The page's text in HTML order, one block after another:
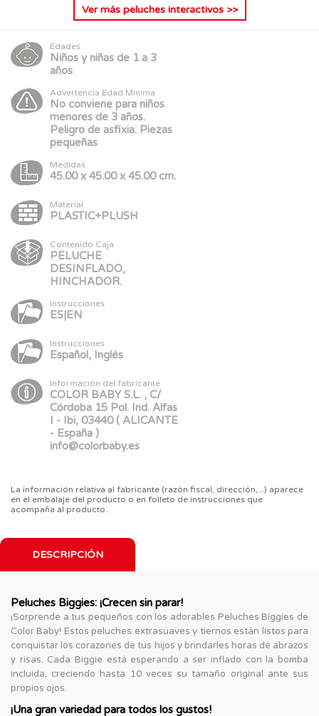
Ver más peluches interactivos>>
Edades
Niños y niñas de 1 a 3
años
Advertencia Edad Mínima
No conviene para niños
menores de 3 años.
Peligro de asfixia. Piezas
pequeñas
Medidas
45.00 x 45.00 x 45.00 cm.
Material
PLASTIC+PLUSH
Contenido Caja
PELUCHE
DESINFLADO,
HINCHADOR.
Instrucciones
ES|EN
Instrucciones
Español, Inglés
Información del fabricante
COLOR BABY S.L. , C/
Córdoba 15 Pol. Ind. Alfas
I - Ibi, 03440 ( ALICANTE
- España )
info@colorbaby.es
La información relativa al fabricante (razón fiscal, dirección,...) aparece
en el embalaje del producto o en folleto de instrucciones que
acompaña al producto.
DESCRIPCIÓN
Peluches Biggies: ¡Crecen sin parar!
¡Sorprende a tus pequeños con los adorables Peluches Biggies de
Color Baby! Estos peluches extrasuaves y tiernos están listos para
conquistar los corazones de tus hijos y brindarles horas de abrazos
y risas. Cada Biggie está esperando a ser inflado con la bomba
incluida, creciendo hasta 10 veces su tamaño original ante sus
propios ojos.
¡Una gran variedad para todos los gustos!